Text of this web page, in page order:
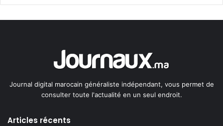
Journal digital marocain généraliste indépendant, vous permet de
consulter toute l'actualité en un seul endroit.
Articles récents